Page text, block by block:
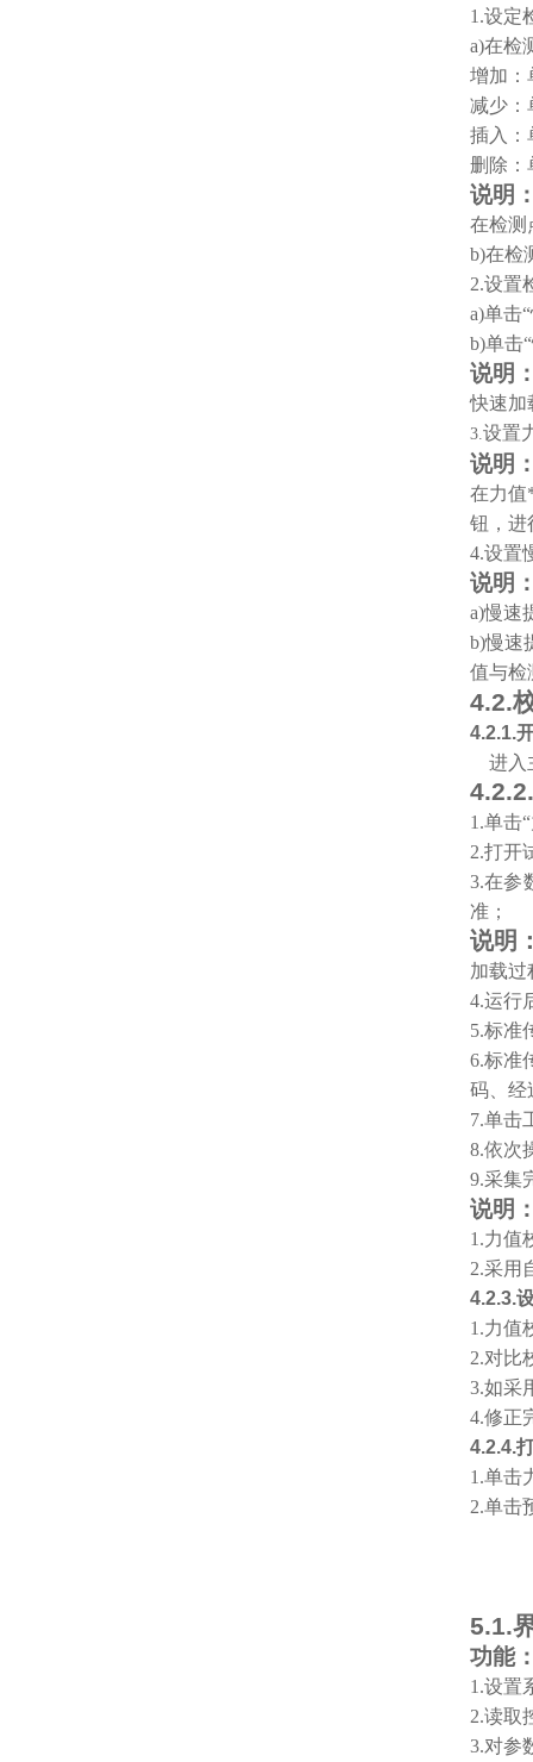
1.设定
a)在检
增加：
减少：
插入：
删除：
说明
在检测
b)在检
2.设置
a)单击
b)单击
说明
快速加
3.设置
说明
在力值
钮，进
4.设置
说明
a)慢速
b)慢速
值与检
4.2.
4.2.1.
进入
4.2.2.
1.单击
2.打开
3.在参
准；
说明
加载过
4.运行
5.标准
6.标准
码、经
7.单击
8.依次
9.采集
说明
1.力值
2.采用
4.2.3.
1.力值
2.对比
3.如采
4.修正
4.2.4.
1.单击
2.单击
5.1.
功能
1.设置
2.读取
3.对参